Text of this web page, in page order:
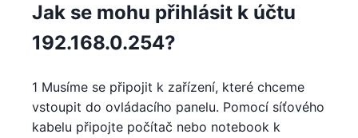
Jak se mohu přihlásit k účtu
192.168.0.254?
1 Musíme se připojit k zařízení, které chceme
vstoupit do ovládacího panelu. Pomocí síťového
kabelu připojte počítač nebo notebook k